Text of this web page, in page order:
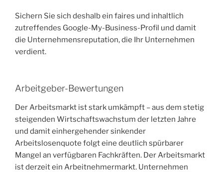
Sichern Sie sich deshalb ein faires und inhaltlich
zutreffendes Google-My-Business-Profil und damit
die Unternehmensreputation, die Ihr Unternehmen
verdient.
Arbeitgeber-Bewertungen
Der Arbeitsmarkt ist stark umkämpft – aus dem stetig
steigenden Wirtschaftswachstum der letzten Jahre
und damit einhergehender sinkender
Arbeitslosenquote folgt eine deutlich spürbarer
Mangel an verfügbaren Fachkräften. Der Arbeitsmarkt
ist derzeit ein Arbeitnehmermarkt. Unternehmen